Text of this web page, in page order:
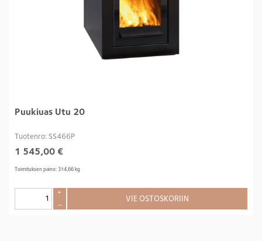
Puukiuas Utu 20
Tuotenro: SS466P
1 545,00 €
Toimituksen paino: 314,66 kg
+
–
VIE OSTOSKORIIN